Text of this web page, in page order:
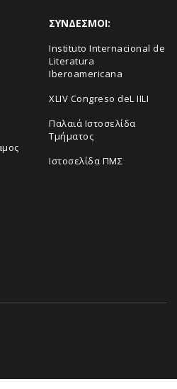
ΣΥΝΔΕΣΜΟΙ:
Instituto Internacional de
Literatura
Iberoamericana
XLIV Congreso deL IILI
Παλαιά Ιστοσελίδα
Τμήματος
Ιστοσελίδα ΠΜΣ